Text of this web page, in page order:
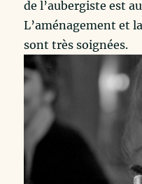
de l’aubergiste est
L’aménagement et
sont très soignées.